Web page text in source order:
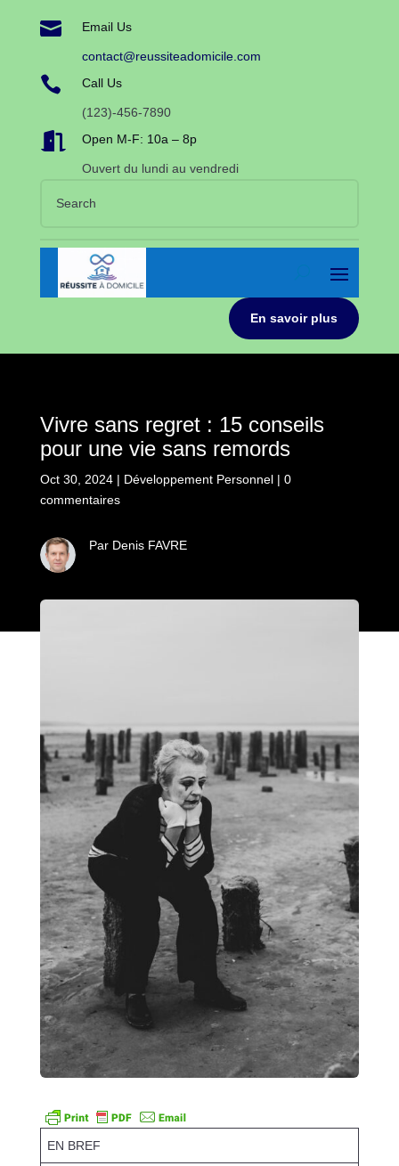
 Email Us
contact@reussiteadomicile.com
 Call Us
(123)-456-7890
 Open M-F: 10a – 8p
Ouvert du lundi au vendredi
En savoir plus
Vivre sans regret : 15 conseils
pour une vie sans remords
Oct 30, 2024| Développement Personnel| 0
commentaires
Par Denis FAVRE
EN BREF